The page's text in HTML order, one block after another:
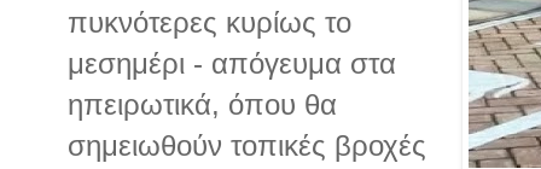
πυκνότερες κυρίως το
μεσημέρι - απόγευμα στα
ηπειρωτικά, όπου θα
σημειωθούν τοπικές βροχές